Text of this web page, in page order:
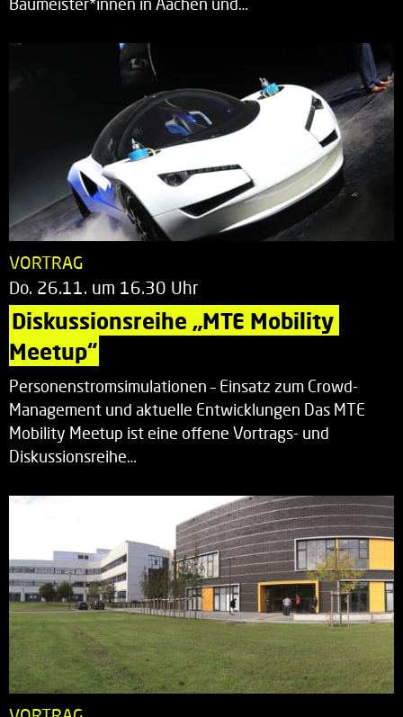
Baumeister*innen in Aachen und…
VORTRAG
Do. 26.11. um 16.30 Uhr
Diskussionsreihe „MTE Mobility
Meetup“
Personenstromsimulationen – Einsatz zum Crowd-
Management und aktuelle Entwicklungen Das MTE
Mobility Meetup ist eine offene Vortrags- und
Diskussionsreihe…